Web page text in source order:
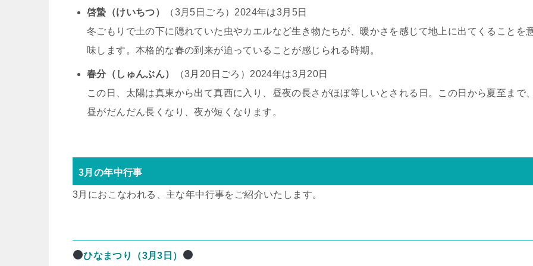
啓蟄（けいちつ）
（3月5日ごろ）2024年は3月5日
冬ごもりで土の下に隠れていた虫やカエルなど生き物たちが、暖かさを感じて地上に出てくることを
味します。本格的な春の到来が迫っていることが感じられる時期。
春分（しゅんぶん）
（3月20日ごろ）2024年は3月20日
この日、太陽は真東から出て真西に入り、昼夜の長さがほぼ等しいとされる日。この日から夏至まで
昼がだんだん長くなり、夜が短くなります。
3月の年中行事
3月におこなわれる、主な年中行事をご紹介いたします。
ひなまつり（3月3日）